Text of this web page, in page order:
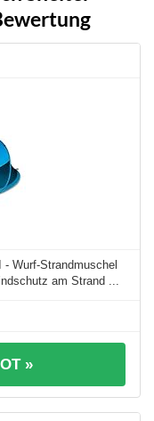
Wurf-Strandmuschel
am Strand ...
»